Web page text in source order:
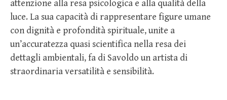
attenzione alla resa psicologica e alla qualità della
luce. La sua capacità di rappresentare figure umane
con dignità e profondità spirituale, unite a
un’accuratezza quasi scientifica nella resa dei
dettagli ambientali, fa di Savoldo un artista di
straordinaria versatilità e sensibilità.